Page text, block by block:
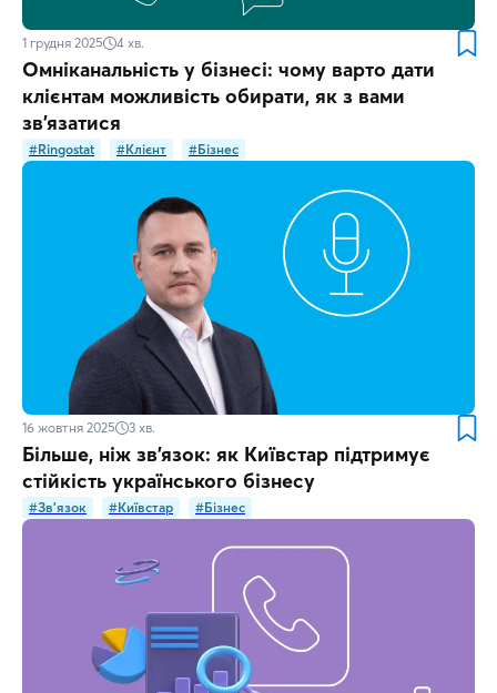
1 грудня 2025 4 хв.
Омніканальність у бізнесі: чому варто дати
клієнтам можливість обирати, як з вами
зв'язатися
#Ringostat #Клієнт #Бізнес
16 жовтня 2025 3 хв.
Більше, ніж зв’язок: як Київстар підтримує
стійкість українського бізнесу
#Зв'язок #Київстар #Бізнес